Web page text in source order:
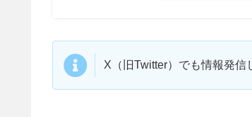
X（旧Twitter）でも情報発信